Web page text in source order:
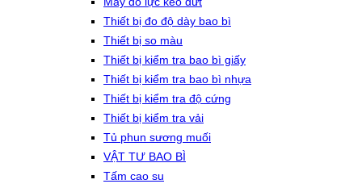
Thiết bị đo độ dày bao bì
Thiết bị so màu
Thiết bị kiểm tra bao bì giấy
Thiết bị kiểm tra bao bì nhựa
Thiết bị kiểm tra độ cứng
Thiết bị kiểm tra vải
Tủ phun sương muối
VẬT TƯ BAO BÌ
Tấm cao su